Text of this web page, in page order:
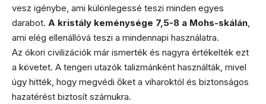
vesz igénybe, ami különlegessé teszi minden egyes
darabot. A kristály keménysége 7,5-8 a Mohs-skálán,
ami elég ellenállóvá teszi a mindennapi használatra.
Az ókori civilizációk már ismerték és nagyra értékelték ezt
a követet. A tengeri utazók talizmánként használták, mivel
úgy hitték, hogy megvédi őket a viharoktól és biztonságos
hazatérést biztosít számukra.